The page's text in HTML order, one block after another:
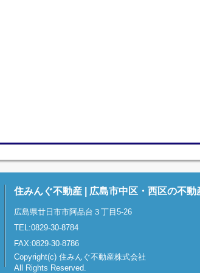
住みんぐ不動産 | 広島市中区・西区の不動
広島県廿日市市阿品台３丁目5-26
TEL:0829-30-8784
FAX:0829-30-8786
Copyright(c) 住みんぐ不動産株式会社
All Rights Reserved.